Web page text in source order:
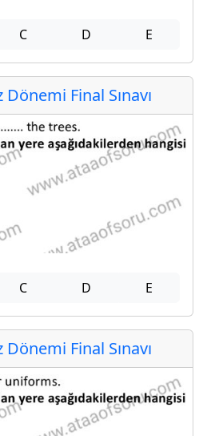
C D E
Final Sınavı
C D E
Final Sınavı